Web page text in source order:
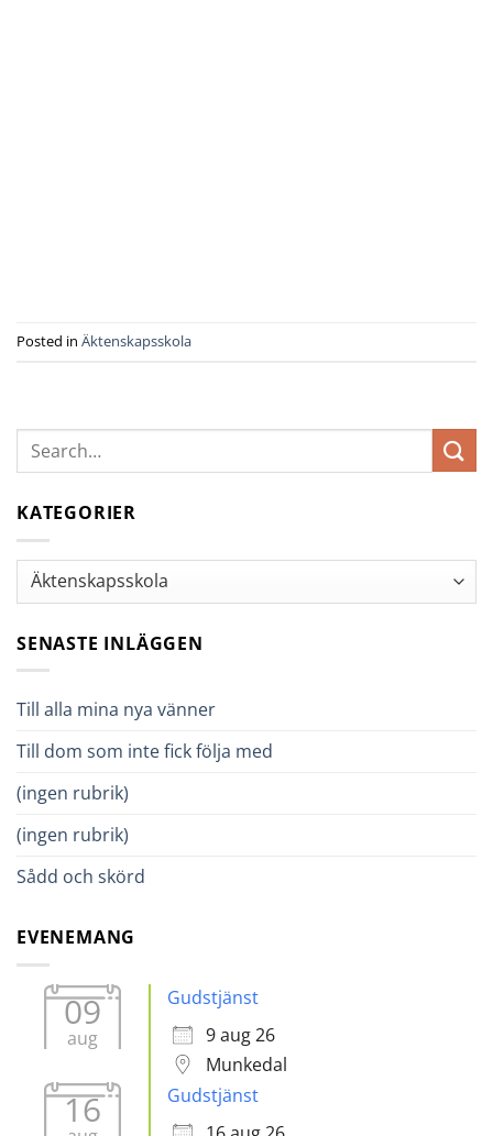
Posted in Äktenskapsskola
KATEGORIER
Kategorier
SENASTE INLÄGGEN
Till alla mina nya vänner
Till dom som inte fick följa med
(ingen rubrik)
(ingen rubrik)
Sådd och skörd
EVENEMANG
09
aug
Gudstjänst
9 aug 26
Munkedal
16
Gudstjänst